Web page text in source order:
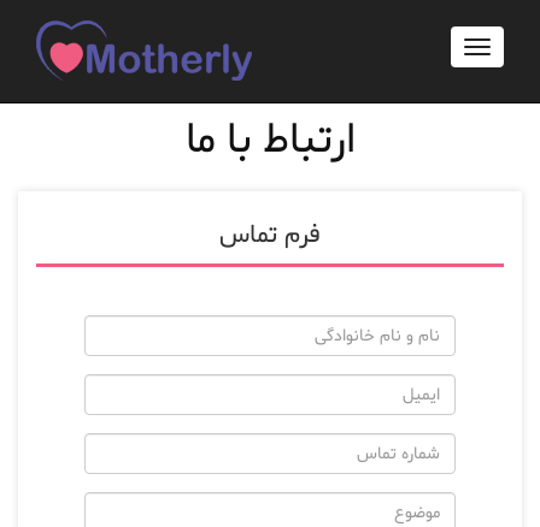
Toggle
صفحه اصلی
ارتباط با ما
فرم تماس